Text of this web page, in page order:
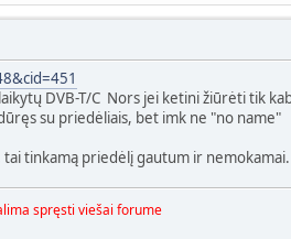
DVB-T/C Nors jei ketini žiūrėti tik
su priedėliais, bet imk ne "no name"
tinkamą priedėlį gautum ir nemokamai.
spręsti viešai forume